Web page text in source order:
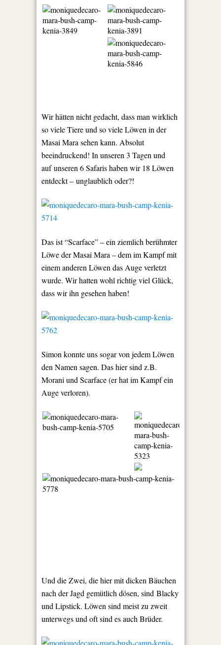
Wir hätten nicht gedacht, dass man wirklich
so viele Tiere und so viele Löwen in der
Masai Mara sehen kann. Absolut
beeindruckend! In unseren 3 Tagen und
auf unseren 6 Safaris haben wir 18 Löwen
entdeckt – unglaublich oder?!
Das ist “Scarface” – ein ziemlich berühmter
Löwe der Masai Mara – dem im Kampf mit
einem anderen Löwen das Auge verletzt
wurde. Wir hatten wohl richtig viel Glück,
dass wir ihn gesehen haben!
Simon konnte uns sogar von jedem Löwen
den Namen sagen. Das hier sind z.B.
Morani und Scarface (er hat im Kampf ein
Auge verloren).
Und die Zwei, die hier mit dicken Bäuchen
nach der Jagd gemütlich dösen, sind Blacky
und Lipstick. Löwen sind meist zu zweit
unterwegs und oft sind es auch Brüder.